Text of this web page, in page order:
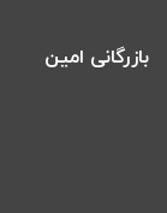
بازرگانی امین